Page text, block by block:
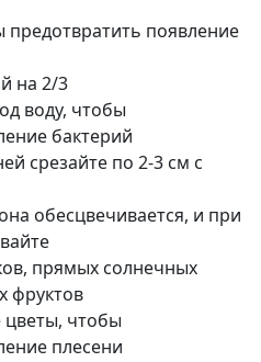
предотвратить появление
на 2/3
воду, чтобы
бактерий
срезайте по 2-3 см с
обесцвечивается, и при
прямых солнечных
фруктов
чтобы
плесени